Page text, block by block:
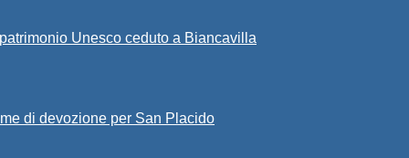
Unesco ceduto a Biancavilla
di devozione per San Placido